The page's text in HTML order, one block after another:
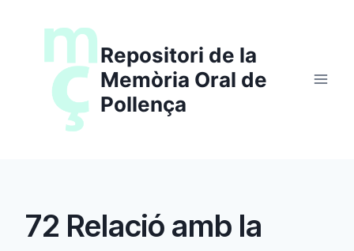
Repositori de la
Memòria Oral de
Pollença
72 Relació amb la